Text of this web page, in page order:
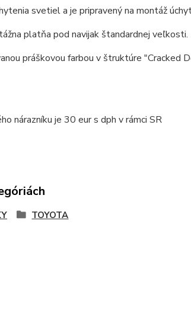
svetiel a je pripravený na montáž
platňa pod navijak štandardnej veľkosti.
práškovou farbou v štruktúre
nárazníku je 30 eur s dph v rámci SR
TOYOTA